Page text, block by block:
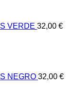
VERDE 32,00 €
NEGRO 32,00 €